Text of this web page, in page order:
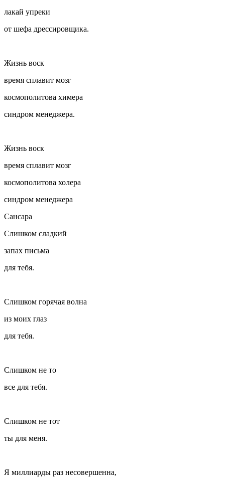
лакай упреки
от шефа дрессировщика.
Жизнь воск
время сплавит мозг
космополитова химера
синдром менеджера.
Жизнь воск
время сплавит мозг
космополитова холера
синдром менеджера
Сансара
Слишком сладкий
запах письма
для тебя.
Слишком горячая волна
из моих глаз
для тебя.
Слишком не то
все для тебя.
Слишком не тот
ты для меня.
Я миллиарды раз несовершенна,